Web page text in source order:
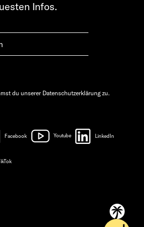
Infos.
du unserer Datenschutzerklärung zu.
Facebook Youtube LinkedIn